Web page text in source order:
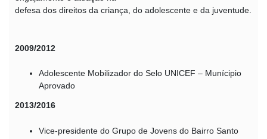
defesa dos direitos da criança, do adolescente e da juventude.
2009/2012
Adolescente Mobilizador do Selo UNICEF – Munícipio
Aprovado
2013/2016
Vice-presidente do Grupo de Jovens do Bairro Santo